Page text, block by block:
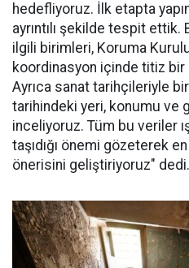
hedefliyoruz. İlk etapta
ayrıntılı şekilde tespit
ilgili birimleri, Koruma
koordinasyon içinde titiz bir
Ayrıca sanat tarihçileriyle
tarihindeki yeri, konumu ve
inceliyoruz. Tüm bu veriler
taşıdığı önemi gözeterek
önerisini geliştiriyoruz" dedi.